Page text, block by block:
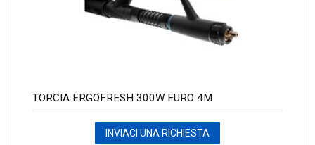
TORCIA ERGOFRESH 300W EURO 4M
INVIACI UNA RICHIESTA